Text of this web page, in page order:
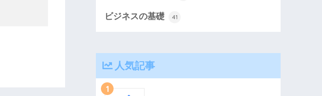
ビジネスの基礎 41
人気記事
1